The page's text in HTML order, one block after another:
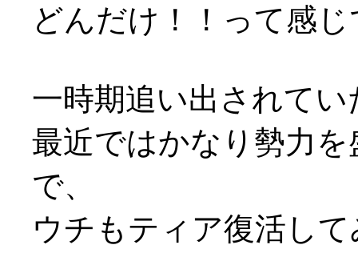
どんだけ！！って感
一時期追い出されて
最近ではかなり勢力
で、
ウチもティア復活し